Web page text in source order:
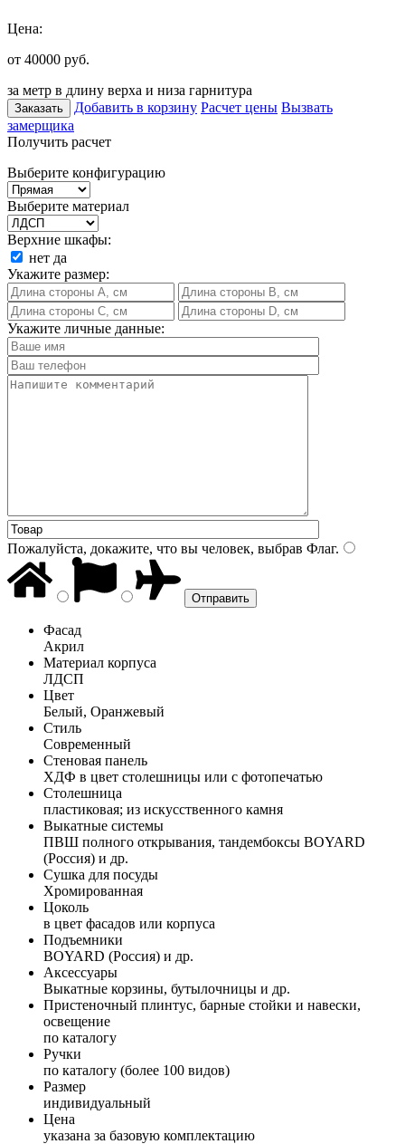
Цена:
от 40000 руб.
за метр в длину верха и низа гарнитура
Заказать Добавить в корзину Расчет цены Вызвать
замерщика
Получить расчет
Выберите конфигурацию
Выберите материал
Верхние шкафы:
нет да
Укажите размер:
Укажите личные данные:
Пожалуйста, докажите, что вы человек, выбрав Флаг.
Фасад
Акрил
Материал корпуса
ЛДСП
Цвет
Белый, Оранжевый
Стиль
Современный
Стеновая панель
ХДФ в цвет столешницы или с фотопечатью
Столешница
пластиковая; из искусственного камня
Выкатные системы
ПВШ полного открывания, тандембоксы BOYARD
(Россия) и др.
Сушка для посуды
Хромированная
Цоколь
в цвет фасадов или корпуса
Подъемники
BOYARD (Россия) и др.
Аксессуары
Выкатные корзины, бутылочницы и др.
Пристеночный плинтус, барные стойки и навески,
освещение
по каталогу
Ручки
по каталогу (более 100 видов)
Размер
индивидуальный
Цена
указана за базовую комплектацию